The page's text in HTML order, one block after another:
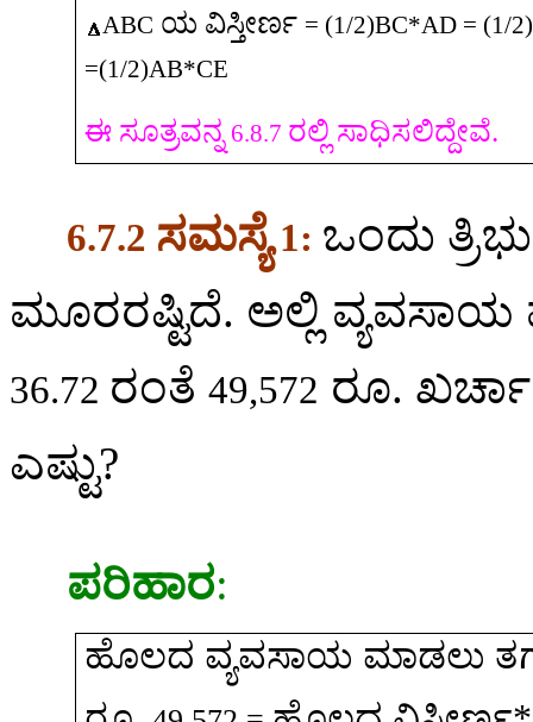
ABC ಯ ವಿಸ್ತೀರ್ಣ = (1/2)BC*AD = (1/
=(1/2)AB*CE
ಈ ಸೂತ್ರವನ್ನ 6.8.7 ರಲ್ಲಿ ಸಾಧಿಸಲಿದ್ದೇವೆ.
6.7.2 ಸಮಸ್ಯೆ 1: ಒಂದು
ಮೂರರಷ್ಟಿದೆ. ಅಲ್ಲಿ ವ್ಯವಸಾಯ
36.72 ರಂತೆ 49,572 ರೂ.
ಎಷ್ಟು?
ಪರಿಹಾರ:
ಹೊಲದ ವ್ಯವಸಾಯ ಮಾಡಲು